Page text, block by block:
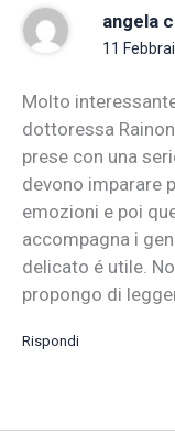
angela
11
Molto
dottoressa
prese con una
devono imparare
emozioni e poi
accompagna i
delicato é utile.
propongo di
Rispondi